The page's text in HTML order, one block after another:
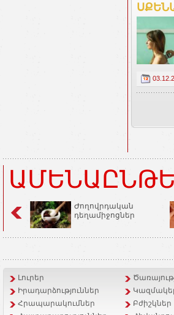
Ժողովրդական
դեղամիջոցներ
Լուրեր
Իրադարձություններ
Հրապարակումներ
Բժիշկներ